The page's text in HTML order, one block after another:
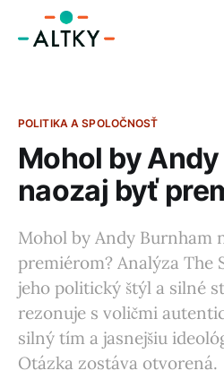
POLITIKA A SPOLOČNOSŤ
Mohol by
naozaj byť
Mohol by Andy Burnham
premiérom? Analýza The
jeho politický štýl a silné
rezonuje s voličmi
silný tím a jasnejšiu
Otázka zostáva otvorená.